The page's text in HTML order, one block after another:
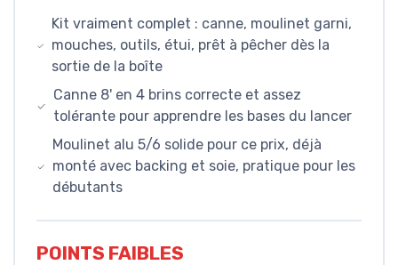
Kit vraiment complet : canne, moulinet garni,
mouches, outils, étui, prêt à pêcher dès la
sortie de la boîte
Canne 8' en 4 brins correcte et assez
tolérante pour apprendre les bases du lancer
Moulinet alu 5/6 solide pour ce prix, déjà
monté avec backing et soie, pratique pour les
débutants
POINTS FAIBLES